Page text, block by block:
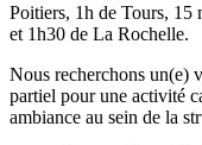
Poitiers, 1h de Tours, 15
et 1h30 de La Rochelle.
Nous recherchons un(e)
partiel pour une activité
ambiance au sein de la